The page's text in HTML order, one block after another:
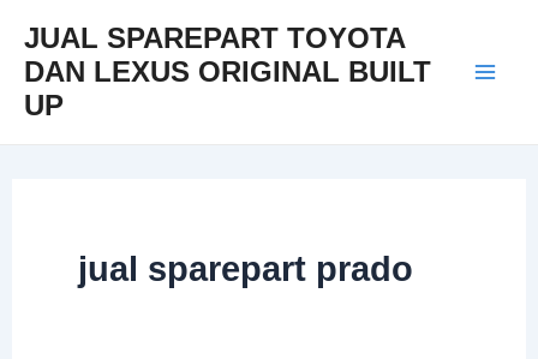
content
JUAL SPAREPART TOYOTA
DAN LEXUS ORIGINAL BUILT
UP
jual sparepart prado